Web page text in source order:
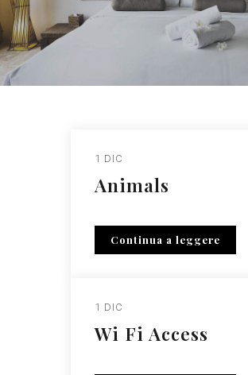
1 DIC
Animals
Continua a leggere
1 DIC
Wi Fi Access